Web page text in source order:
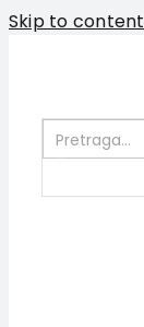
Skip to content